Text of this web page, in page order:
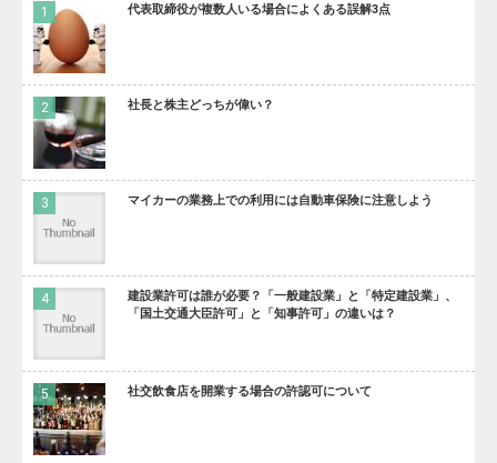
代表取締役が複数人いる場合によくある誤解3点
社長と株主どっちが偉い？
マイカーの業務上での利用には自動車保険に注意しよう
建設業許可は誰が必要？「一般建設業」と「特定建設業」、
「国土交通大臣許可」と「知事許可」の違いは？
社交飲食店を開業する場合の許認可について